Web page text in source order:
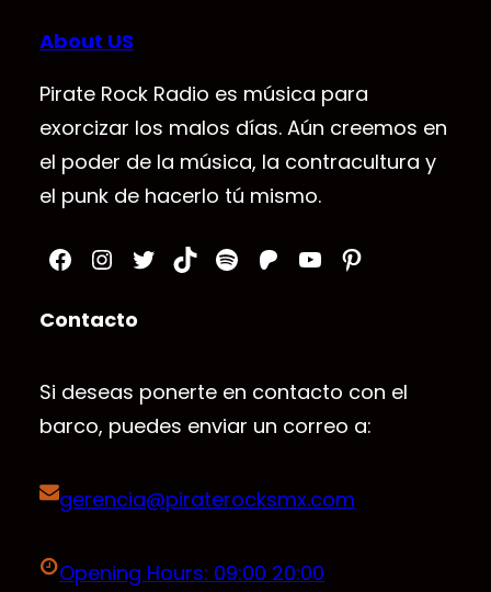
About US
Pirate Rock Radio es música para
exorcizar los malos días. Aún creemos en
el poder de la música, la contracultura y
el punk de hacerlo tú mismo.
Facebook Instagram Twitter TikTok Spotify Patreon YouTube Pinterest
Contacto
Si deseas ponerte en contacto con el
barco, puedes enviar un correo a:
gerencia@piraterocksmx.com
Opening Hours: 09:00 20:00